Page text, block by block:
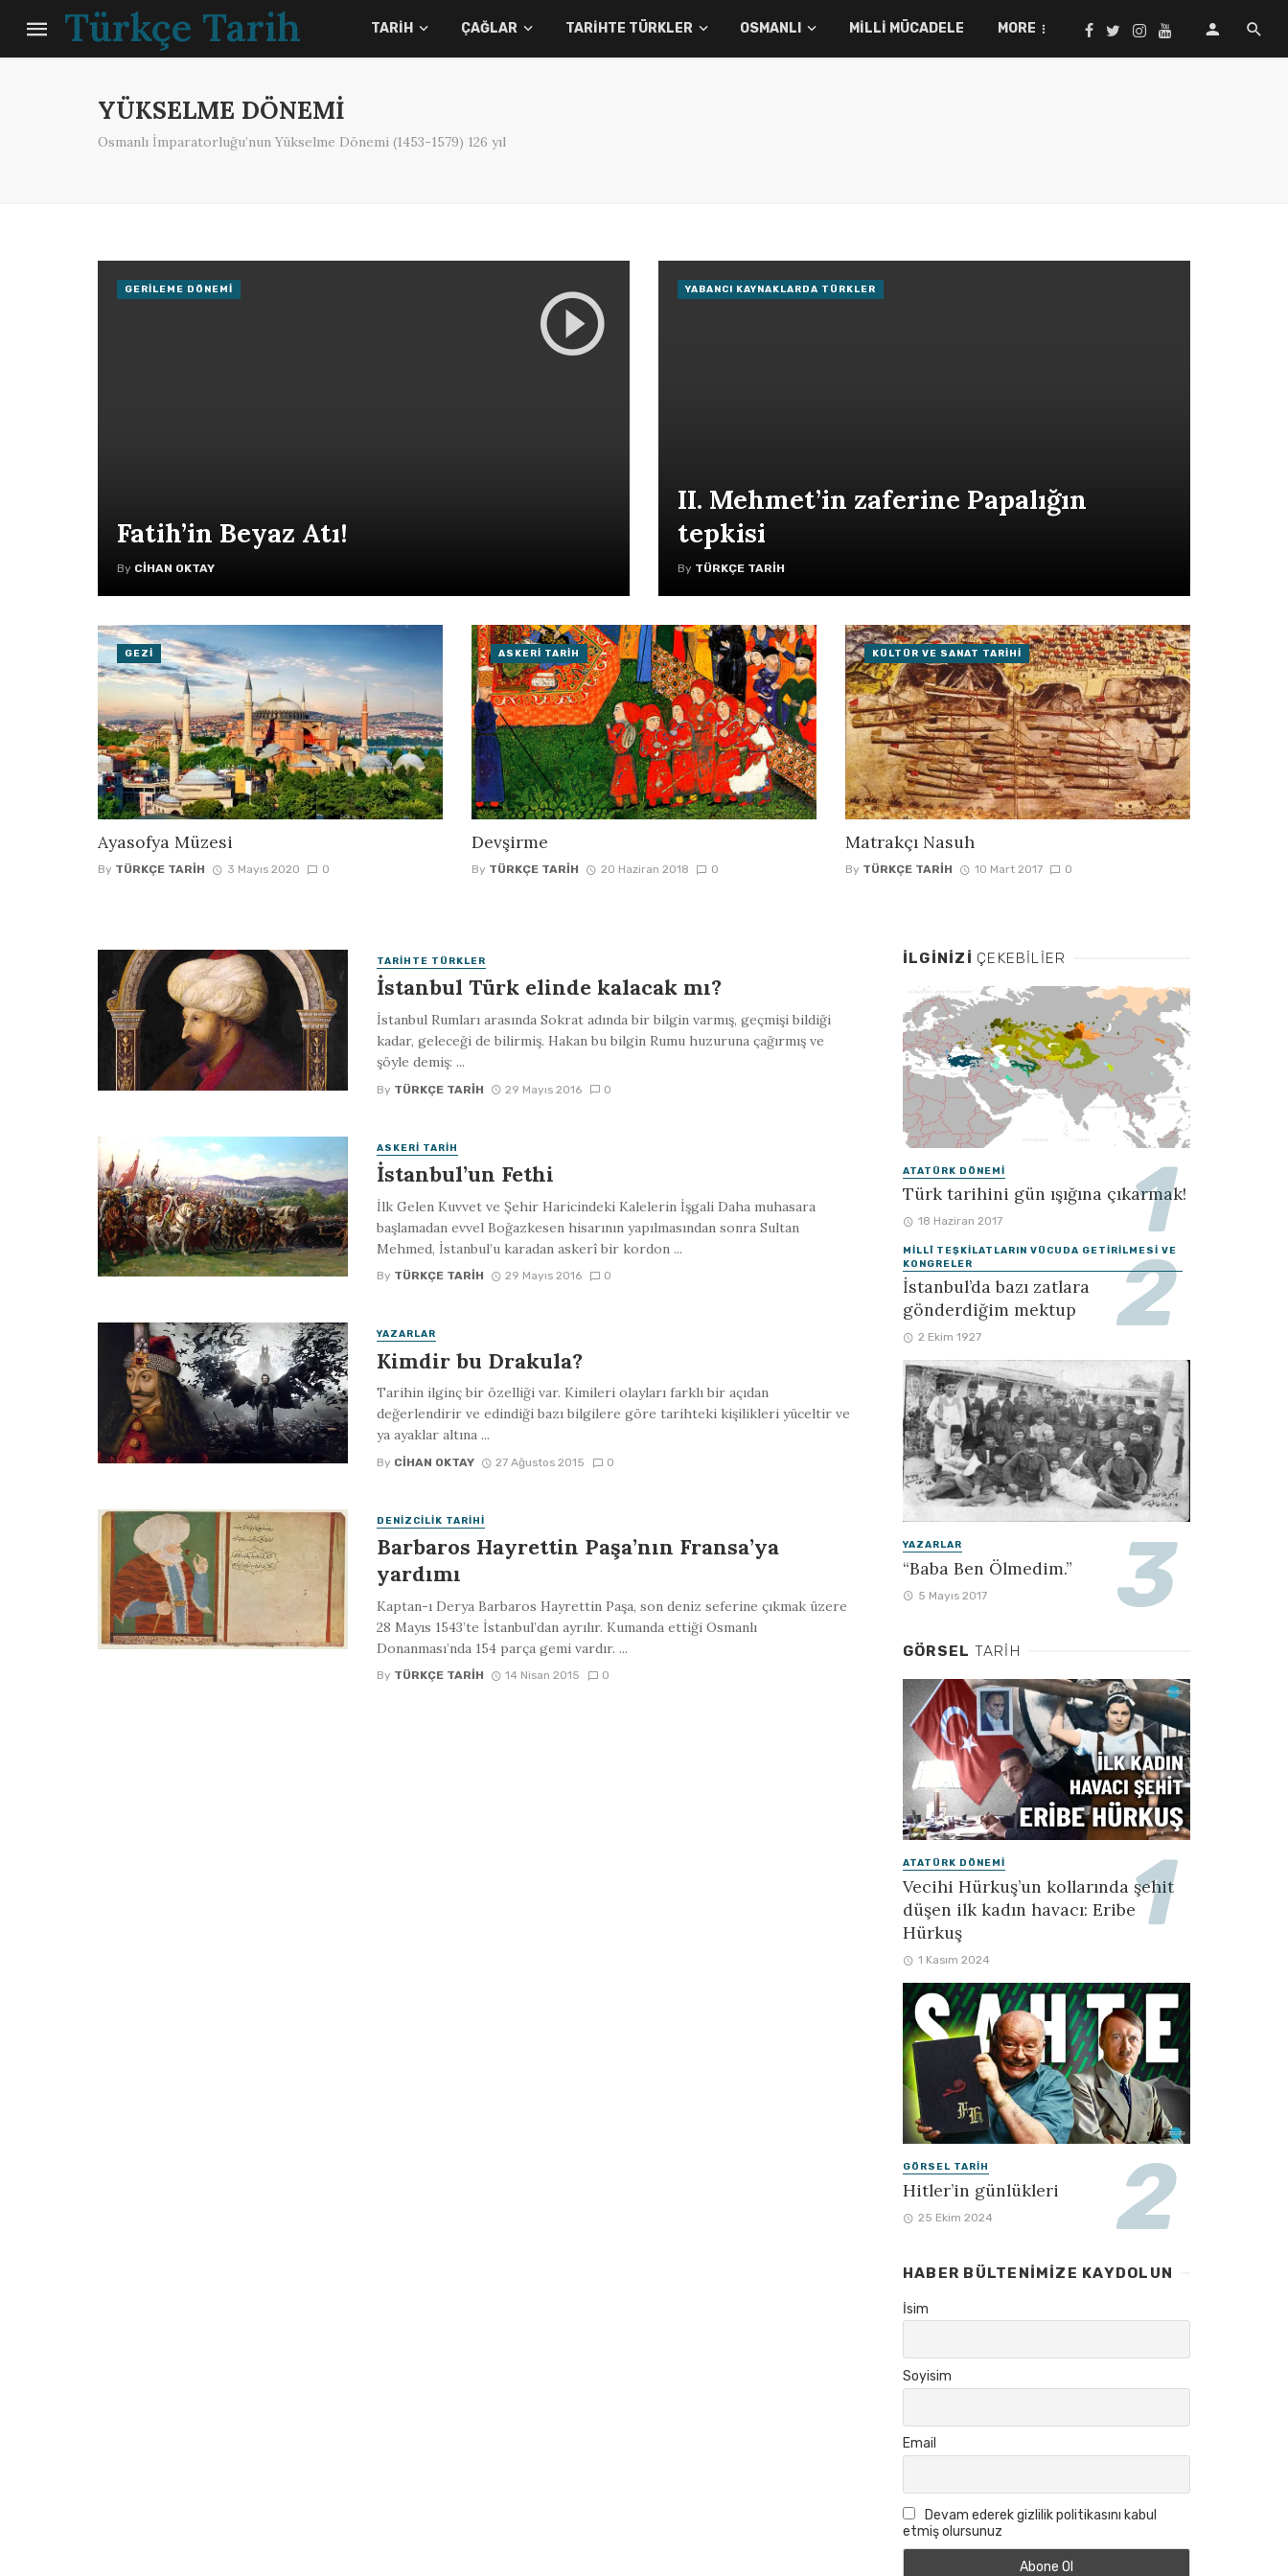
Türkçe Tarih TARIH ÇAĞLAR TARIHTE TÜRKLER OSMANLI MILLI MÜCADELE MORE
YÜKSELME DÖNEMI
Osmanlı İmparatorluğu’nun Yükselme Dönemi (1453-1579) 126 yıl
Fatih’in Beyaz Atı!
By CIHAN OKTAY
GERILEME DÖNEMI
II. Mehmet’in zaferine Papalığın
tepkisi
By TÜRKÇE TARIH
YABANCI KAYNAKLARDA TÜRKLER
Ayasofya Müzesi
By TÜRKÇE TARIH 3 Mayıs 2020 0
GEZI
Devşirme
By TÜRKÇE TARIH 20 Haziran 2018 0
ASKERI TARIH
Matrakçı Nasuh
By TÜRKÇE TARIH 10 Mart 2017 0
KÜLTÜR VE SANAT TARIHI
TARIHTE TÜRKLER
İstanbul Türk elinde kalacak mı?
İstanbul Rumları arasında Sokrat adında bir bilgin varmış, geçmişi bildiği
kadar, geleceği de bilirmiş. Hakan bu bilgin Rumu huzuruna çağırmış ve
şöyle demiş: ...
By TÜRKÇE TARIH 29 Mayıs 2016 0
ASKERI TARIH
İstanbul’un Fethi
İlk Gelen Kuvvet ve Şehir Haricindeki Kalelerin İşgali Daha muhasara
başlamadan evvel Boğazkesen hisarının yapılmasından sonra Sultan
Mehmed, İstanbul’u karadan askerî bir kordon ...
By TÜRKÇE TARIH 29 Mayıs 2016 0
YAZARLAR
Kimdir bu Drakula?
Tarihin ilginç bir özelliği var. Kimileri olayları farklı bir açıdan
değerlendirir ve edindiği bazı bilgilere göre tarihteki kişilikleri yüceltir ve
ya ayaklar altına ...
By CIHAN OKTAY 27 Ağustos 2015 0
DENIZCILIK TARIHI
Barbaros Hayrettin Paşa’nın Fransa’ya
yardımı
Kaptan-ı Derya Barbaros Hayrettin Paşa, son deniz seferine çıkmak üzere
28 Mayıs 1543’te İstanbul’dan ayrılır. Kumanda ettiği Osmanlı
Donanması’nda 154 parça gemi vardır. ...
By TÜRKÇE TARIH 14 Nisan 2015 0
İLGINIZI ÇEKEBILIER
ATATÜRK DÖNEMI
Türk tarihini gün ışığına çıkarmak!
18 Haziran 2017
MILLÎ TEŞKILATLARIN VÜCUDA GETIRILMESI VE
KONGRELER
İstanbul’da bazı zatlara
gönderdiğim mektup
2 Ekim 1927
YAZARLAR
“Baba Ben Ölmedim.”
5 Mayıs 2017
GÖRSEL TARIH
ATATÜRK DÖNEMI
Vecihi Hürkuş’un kollarında şehit
düşen ilk kadın havacı: Eribe
Hürkuş
1 Kasım 2024
GÖRSEL TARIH
Hitler’in günlükleri
25 Ekim 2024
HABER BÜLTENIMIZE KAYDOLUN
İsim
Soyisim
Email
Devam ederek gizlilik politikasını kabul
etmiş olursunuz